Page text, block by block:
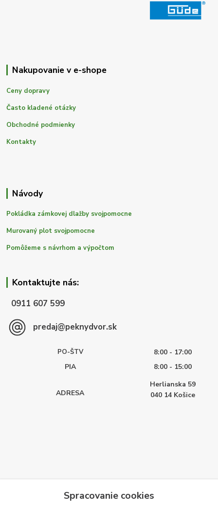
Nakupovanie v e-shope
Ceny dopravy
Často kladené otázky
Obchodné podmienky
Kontakty
Návody
Pokládka zámkovej dlažby svojpomocne
Murovaný plot svojpomocne
Pomôžeme s návrhom a výpočtom
Kontaktujte nás:
0911 607 599
predaj@peknydvor.sk
PO-ŠTV
8:00 - 17:00
PIA
8:00 - 15:00
ADRESA
Herlianska 59
040 14 Košice
Spracovanie cookies